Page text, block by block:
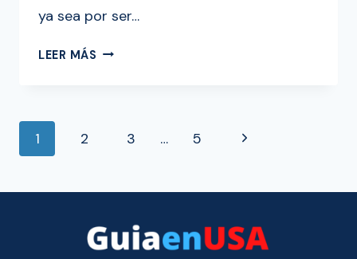
ya sea por ser…
LEER MÁS 5
PERSONAS
USA
NAVEGACIÓN
PÁGINA
1 2 3 … 5
Siguiente